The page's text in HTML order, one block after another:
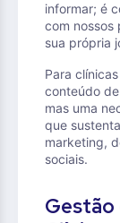
informar; é
com nossos
sua própria
Para
conteúdo
mas uma
que
marketing,
sociais.
Gestão